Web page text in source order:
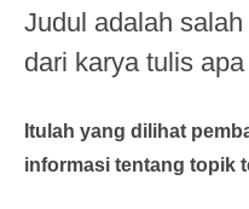
Judul adalah
dari karya tulis apa
Itulah yang dilihat
informasi tentang topik